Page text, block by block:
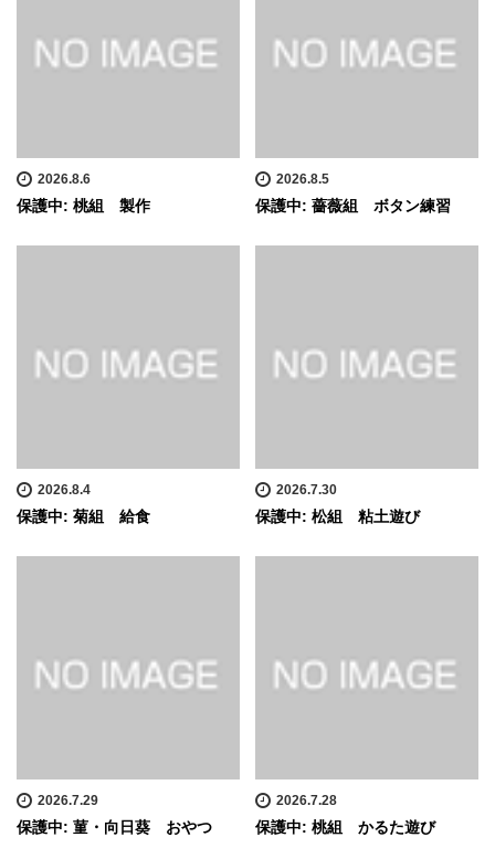
2026.8.6
保護中: 桃組 製作
2026.8.5
保護中: 薔薇組 ボタン練習
2026.8.4
保護中: 菊組 給食
2026.7.30
保護中: 松組 粘土遊び
2026.7.29
保護中: 菫・向日葵 おやつ
2026.7.28
保護中: 桃組 かるた遊び